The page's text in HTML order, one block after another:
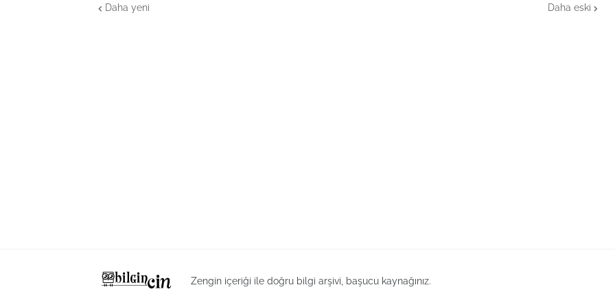
Daha yeni Daha eski
Zengin içeriği ile doğru bilgi arşivi, başucu kaynağınız.